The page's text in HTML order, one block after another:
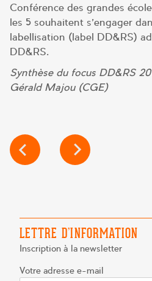
Conférence des grandes
les 5 souhaitent s’engager
labellisation (label DD&RS)
DD&RS.
Synthèse du focus DD&RS
Gérald Majou (CGE)
NAVIGATION
DE
LETTRE D’INFORMATION
Inscription à la newsletter
Votre adresse e-mail